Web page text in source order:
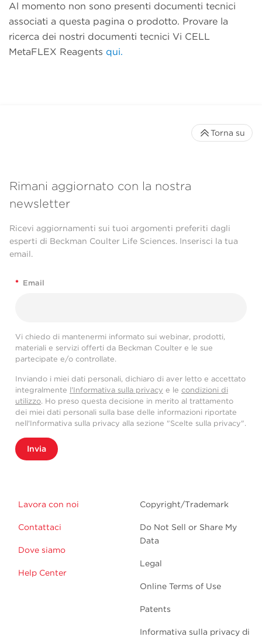
Al momento non sono presenti documenti tecnici
associati a questa pagina o prodotto. Provare la
ricerca dei nostri documenti tecnici Vi CELL
MetaFLEX Reagents qui.
Rimani aggiornato con la nostra
newsletter
Ricevi aggiornamenti sui tuoi argomenti preferiti dagli
esperti di Beckman Coulter Life Sciences. Inserisci la tua
email.
* Email
Vi chiedo di mantenermi informato sui webinar, prodotti,
materiali e servizi offerti da Beckman Coulter e le sue
partecipate e/o controllate.
Inviando i miei dati personali, dichiaro di aver letto e accettato
integralmente l'Informativa sulla privacy e le condizioni di
utilizzo. Ho preso questa decisione in merito al trattamento
dei miei dati personali sulla base delle informazioni riportate
nell'Informativa sulla privacy alla sezione "Scelte sulla privacy".
Invia
Lavora con noi
Contattaci
Dove siamo
Help Center
Copyright/Trademark
Do Not Sell or Share My
Data
Legal
Online Terms of Use
Patents
Informativa sulla privacy di
Torna su